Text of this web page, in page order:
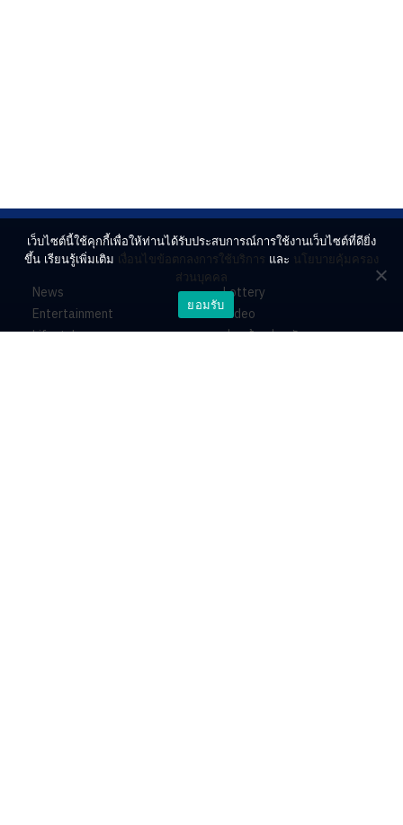
News
Entertainment
Lifestyle
Lottery
Video
ร่วมด้วยช่วยกัน
เว็บไซต์นี้ใช้คุกกี้เพื่อให้ท่านได้รับประสบการณ์การใช้งานเว็บไซต์ที่ดียิ่ง
ขึ้น เรียนรู้เพิ่มเติม เงื่อนไขข้อตกลงการใช้บริการ และ นโยบายคุ้มครอง
ส่วนบุคคล
ยอมรับ